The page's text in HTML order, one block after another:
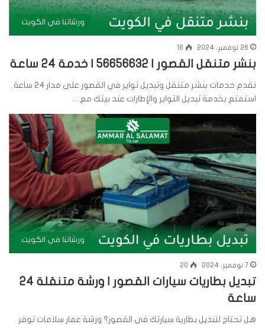
ورشاتنا في الكويت
26 نوفمبر، 2024 16
بنشر متنقل القصور | 56656632 | خدمة 24 ساعة
نقدم خدمات بنشر متنقل وتبديل تواير في القصور على مدار 24 ساعة.
استمتع بخدمة تبديل التواير والإطارات عند بيتك مع…
ورشاتنا في الكويت
7 نوفمبر، 2024 20
تبديل بطاريات سيارات القصور | ورشة متنقلة 24
ساعة
هل تحتاج لتبديل بطارية سيارتك في القصور؟ ورشة عمار سلامات توفر